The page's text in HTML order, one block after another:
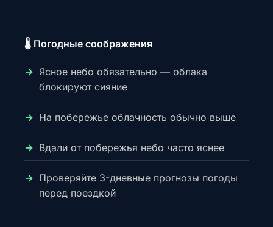
🌡️ Погодные соображения
Ясное небо обязательно — облака
блокируют сияние
На побережье облачность обычно выше
Вдали от побережья небо часто яснее
Проверяйте 3-дневные прогнозы погоды
перед поездкой